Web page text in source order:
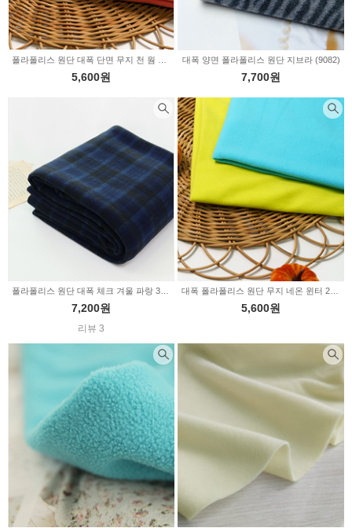
5,600원
대폭 양면 폴라폴리스 원단 지브라 (9082)
7,700원
7,200원
리뷰 3
5,600원